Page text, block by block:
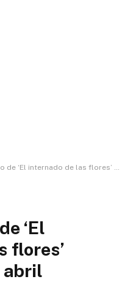
internado de las flores’ llegará el 21 de abril
‘El
flores’
abril